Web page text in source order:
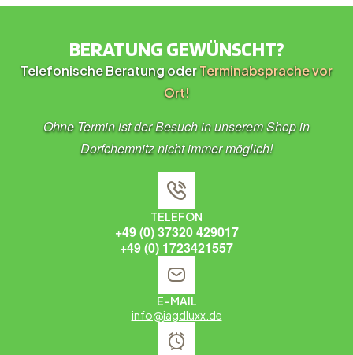
BERATUNG GEWÜNSCHT?
Telefonische Beratung oderTerminabsprache vor
Ort!
Ohne Termin ist der Besuch in unserem Shop in
Dorfchemnitz nicht immer möglich!
TELEFON
+49 (0) 37320 429017
+49 (0) 1723421557
E-MAIL
info@jagdluxx.de